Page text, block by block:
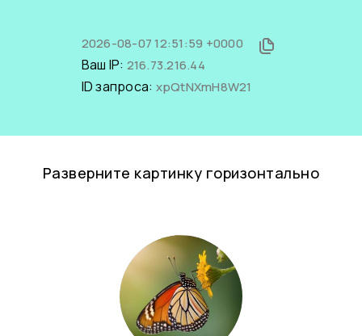
2026-08-07 12:51:59 +0000
Ваш IP: 216.73.216.44
ID запроса: xpQtNXmH8W21
Разверните картинку горизонтально